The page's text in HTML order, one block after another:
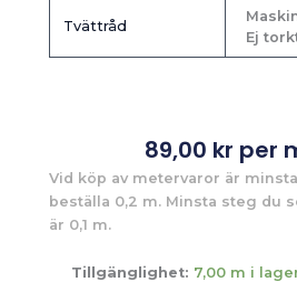
Tvättråd
Ej
89,00 kr per
Vid köp av metervaror är
beställa 0,2 m. Minsta steg du
är 0,1 m.
Tillgänglighet: 7,00 m i